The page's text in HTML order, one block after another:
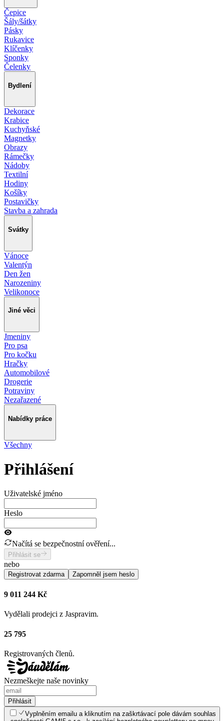
Čepice
Šály/šátky
Pásky
Rukavice
Klíčenky
Sponky
Čelenky
Bydlení
Dekorace
Krabice
Kuchyňské
Magnetky
Obrazy
Rámečky
Nádoby
Textilní
Hodiny
Košíky
Postavičky
Stavba a zahrada
Svátky
Vánoce
Valentýn
Den žen
Narozeniny
Velikonoce
Jiné věci
Jmeniny
Pro psa
Pro kočku
Hračky
Automobilové
Drogerie
Potraviny
Nezařazené
Nabídky práce
Všechny
Přihlášení
Uživatelské jméno
Heslo
Načítá se bezpečnostní ověření...
Přihlásit se
nebo
Registrovat zdarma Zapomněl jsem heslo
9 011 244 Kč
Vydělali prodejci z Jaspravim.
25 795
Registrovaných členů.
Nezmeškejte naše novinky
Přihlásit
Vyplněním emailu a kliknutím na zaškrtávací pole dávám souhlas